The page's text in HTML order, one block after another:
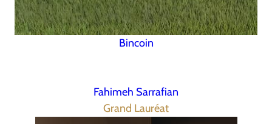
Bincoin
Fahimeh Sarrafian
Grand Lauréat